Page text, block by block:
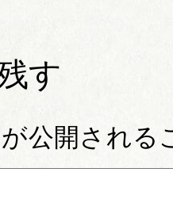
す
公開される